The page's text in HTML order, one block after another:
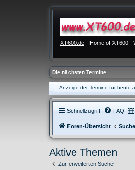
XT600.de - Home of XT600 -
Die nächsten Termine
Anzeige der Termine für heute
Schnellzugriff FAQ
Foren-Übersicht Suche
Aktive Themen
Zur erweiterten Suche